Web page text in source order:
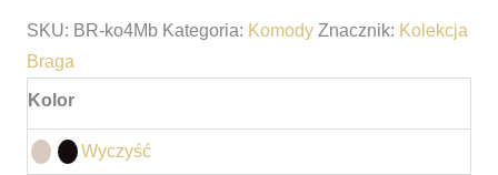
SKU: BR-ko4Mb Kategoria: Komody Znacznik: Kolekcja
Braga
Kolor
Wyczyść